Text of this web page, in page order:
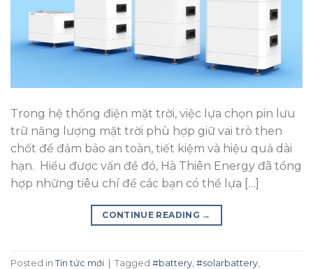
Trong hệ thống điện mặt trời, việc lựa chọn pin lưu
trữ năng lượng mặt trời phù hợp giữ vai trò then
chốt để đảm bảo an toàn, tiết kiệm và hiệu quả dài
hạn. Hiểu được vấn đề đó, Hà Thiên Energy đã tổng
hợp những tiêu chí để các bạn có thể lựa […]
CONTINUE READING →
Posted in Tin tức mới | Tagged #battery #solarbattery